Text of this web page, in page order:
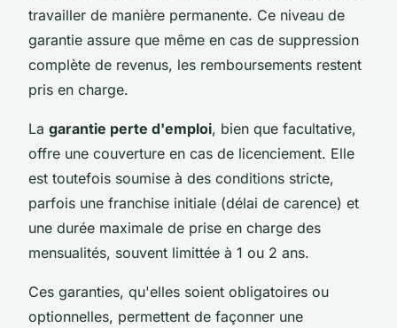
travailler de manière permanente. Ce niveau de
garantie assure que même en cas de suppression
complète de revenus, les remboursements restent
pris en charge.
La garantie perte d'emploi, bien que facultative,
offre une couverture en cas de licenciement. Elle
est toutefois soumise à des conditions stricte,
parfois une franchise initiale (délai de carence) et
une durée maximale de prise en charge des
mensualités, souvent limittée à 1 ou 2 ans.
Ces garanties, qu'elles soient obligatoires ou
optionnelles, permettent de façonner une